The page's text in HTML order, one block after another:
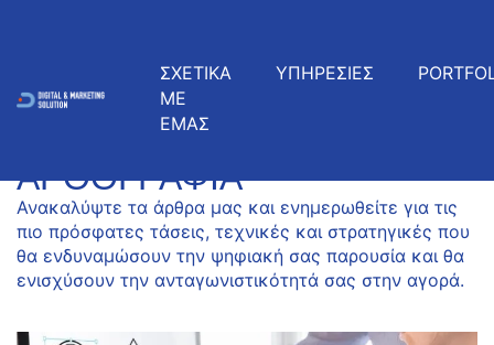
ΣΧΕΤΙΚΑ
ΜΕ
ΕΜΑΣ
ΥΠΗΡΕΣΙΕΣ
ΑΡΘΟΓΡΑΦΊΑ
Ανακαλύψτε τα άρθρα μας και ενημερωθείτε για τις
πιο πρόσφατες τάσεις, τεχνικές και στρατηγικές που
θα ενδυναμώσουν την ψηφιακή σας παρουσία και θα
ενισχύσουν την ανταγωνιστικότητά σας στην αγορά.